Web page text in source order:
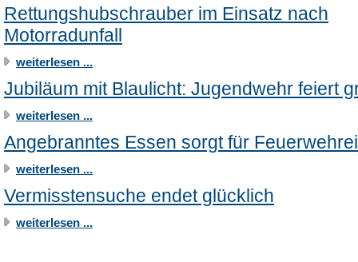
Rettungshubschrauber im Einsatz nach
Motorradunfall
weiterlesen ...
Jubiläum mit Blaulicht: Jugendwehr feiert
weiterlesen ...
Angebranntes Essen sorgt für
weiterlesen ...
Vermisstensuche endet glücklich
weiterlesen ...